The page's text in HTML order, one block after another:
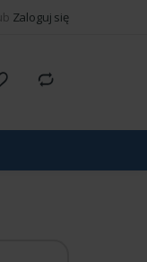
Zaloguj się